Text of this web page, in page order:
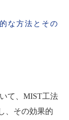
な方法とその
て、MIST工法
、その効果的